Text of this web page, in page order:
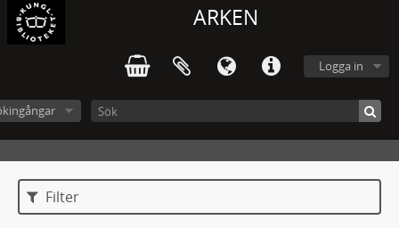
ARKEN
Logga in
Filter